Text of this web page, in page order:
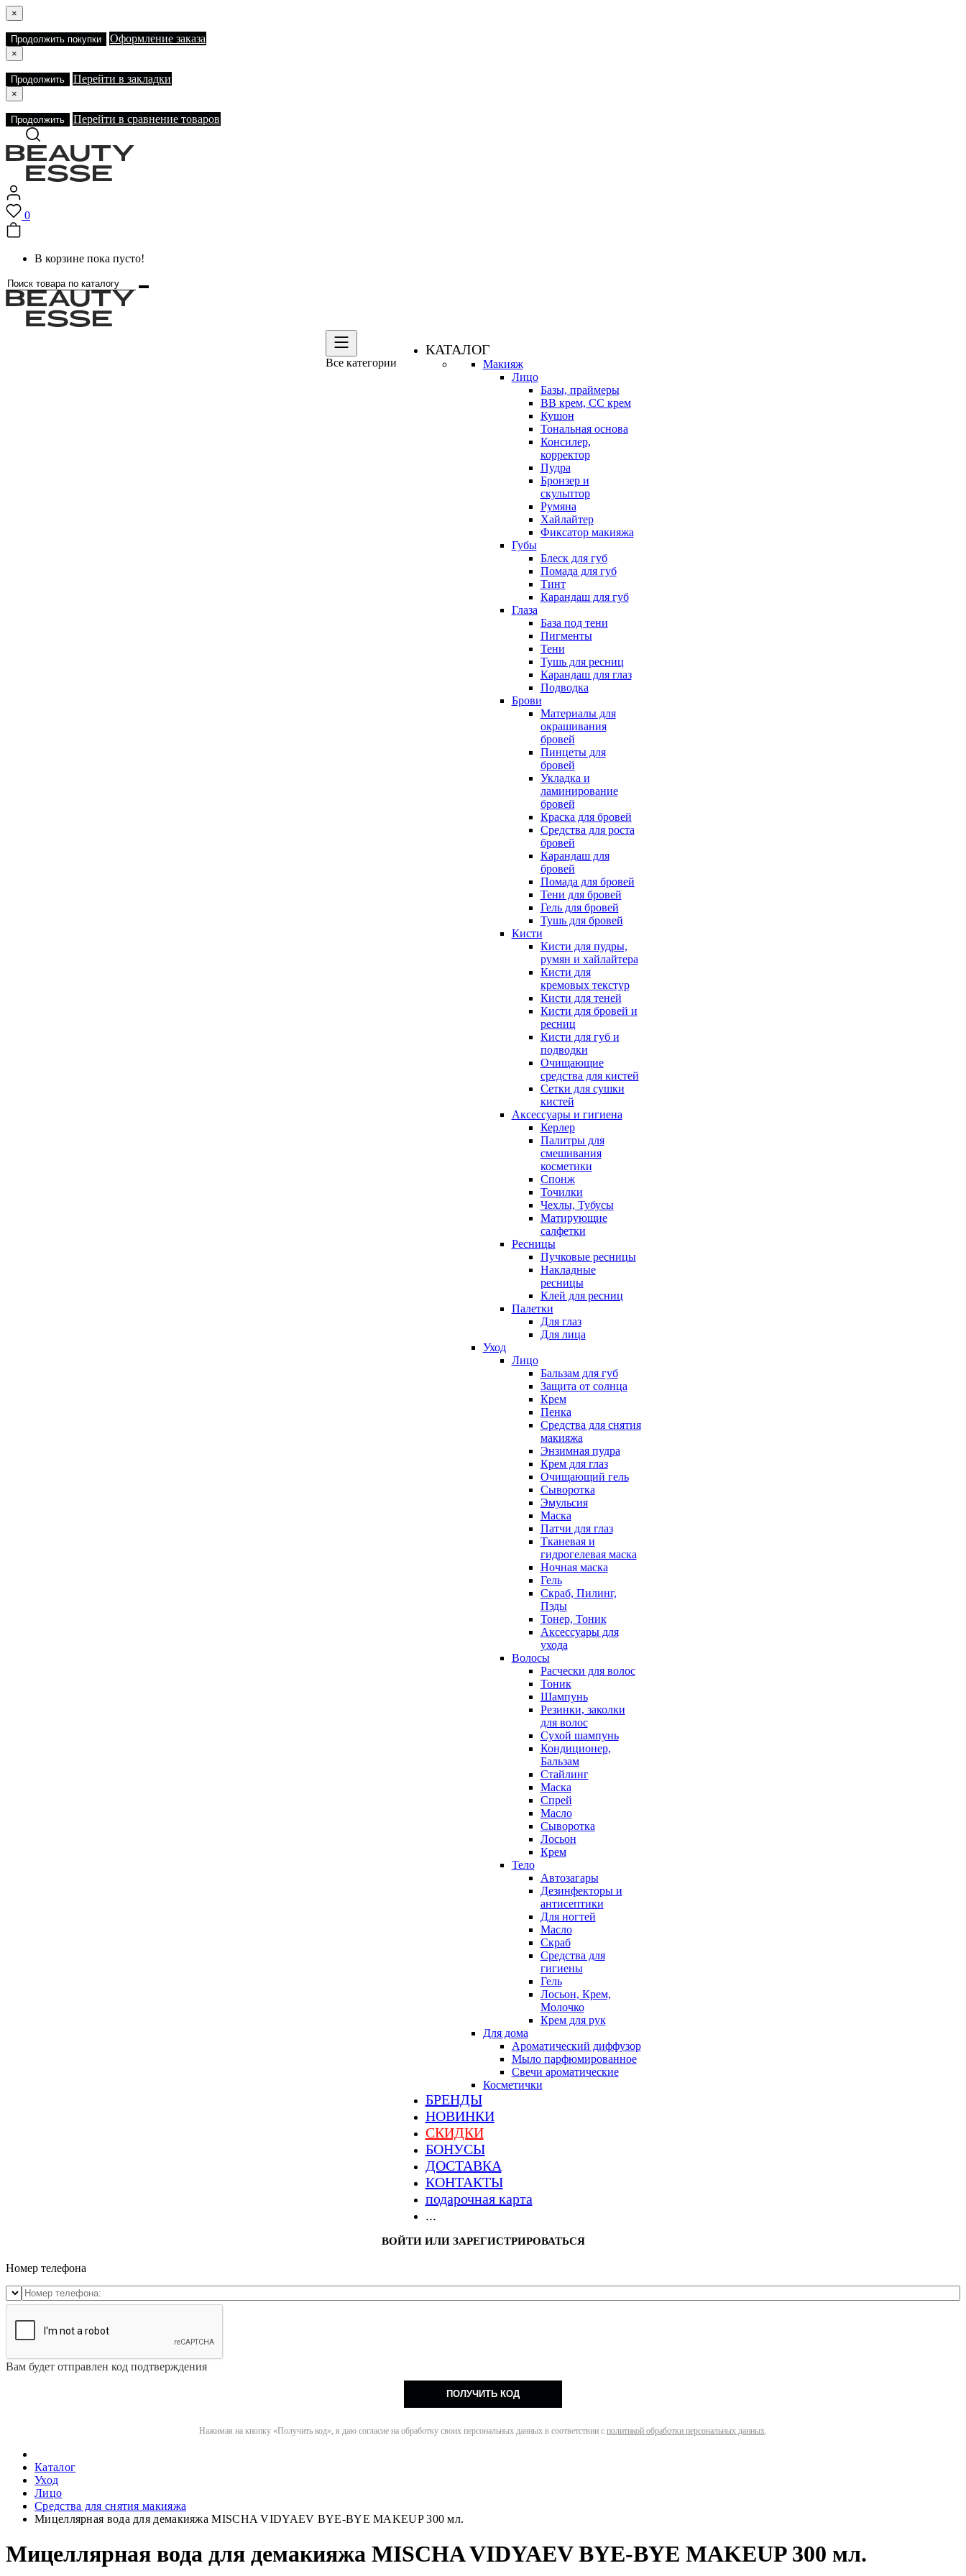
×
Продолжить покупки Оформление заказа
×
Продолжить Перейти в закладки
×
Продолжить Перейти в сравнение товаров
0
В корзине пока пусто!
Все категории
КАТАЛОГ
Макияж
Лицо
Базы, праймеры
BB крем, CC крем
Кушон
Тональная основа
Консилер,
корректор
Пудра
Бронзер и
скульптор
Румяна
Хайлайтер
Фиксатор макияжа
Губы
Блеск для губ
Помада для губ
Тинт
Карандаш для губ
Глаза
База под тени
Пигменты
Тени
Тушь для ресниц
Карандаш для глаз
Подводка
Брови
Материалы для
окрашивания
бровей
Пинцеты для
бровей
Укладка и
ламинирование
бровей
Краска для бровей
Средства для роста
бровей
Карандаш для
бровей
Помада для бровей
Тени для бровей
Гель для бровей
Тушь для бровей
Кисти
Кисти для пудры,
румян и хайлайтера
Кисти для
кремовых текстур
Кисти для теней
Кисти для бровей и
ресниц
Кисти для губ и
подводки
Очищающие
средства для кистей
Сетки для сушки
кистей
Аксессуары и гигиена
Керлер
Палитры для
смешивания
косметики
Спонж
Точилки
Чехлы, Тубусы
Матирующие
салфетки
Ресницы
Пучковые ресницы
Накладные
ресницы
Клей для ресниц
Палетки
Для глаз
Для лица
Уход
Лицо
Бальзам для губ
Защита от солнца
Крем
Пенка
Средства для снятия
макияжа
Энзимная пудра
Крем для глаз
Очищающий гель
Сыворотка
Эмульсия
Маска
Патчи для глаз
Тканевая и
гидрогелевая маска
Ночная маска
Гель
Скраб, Пилинг,
Пэды
Тонер, Тоник
Аксессуары для
ухода
Волосы
Расчески для волос
Тоник
Шампунь
Резинки, заколки
для волос
Сухой шампунь
Кондиционер,
Бальзам
Стайлинг
Маска
Спрей
Масло
Сыворотка
Лосьон
Крем
Тело
Автозагары
Дезинфекторы и
антисептики
Для ногтей
Масло
Скраб
Средства для
гигиены
Гель
Лосьон, Крем,
Молочко
Крем для рук
Для дома
Ароматический диффузор
Мыло парфюмированное
Свечи ароматические
Косметички
БРЕНДЫ
НОВИНКИ
СКИДКИ
БОНУСЫ
ДОСТАВКА
КОНТАКТЫ
подарочная карта
...
ВОЙТИ ИЛИ ЗАРЕГИСТРИРОВАТЬСЯ
Номер телефона
Вам будет отправлен код подтверждения
ПОЛУЧИТЬ КОД
Нажимая на кнопку «Получить код», я даю согласие на обработку своих персональных данных в соответствии с политикой обработки персональных данных.
Каталог
Уход
Лицо
Средства для снятия макияжа
Мицеллярная вода для демакияжа MISCHA VIDYAEV BYE-BYE MAKEUP 300 мл.
Мицеллярная вода для демакияжа MISCHA VIDYAEV BYE-BYE MAKEUP 300 мл.